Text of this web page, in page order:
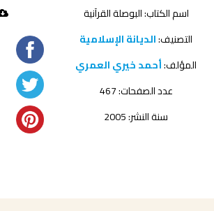
اسم الكتاب: البوصلة القرآنية
التصنيف:الديانة الإسلامية
المؤلف:أحمد خيري العمري
عدد الصفحات: 467
سنة النشر: 2005